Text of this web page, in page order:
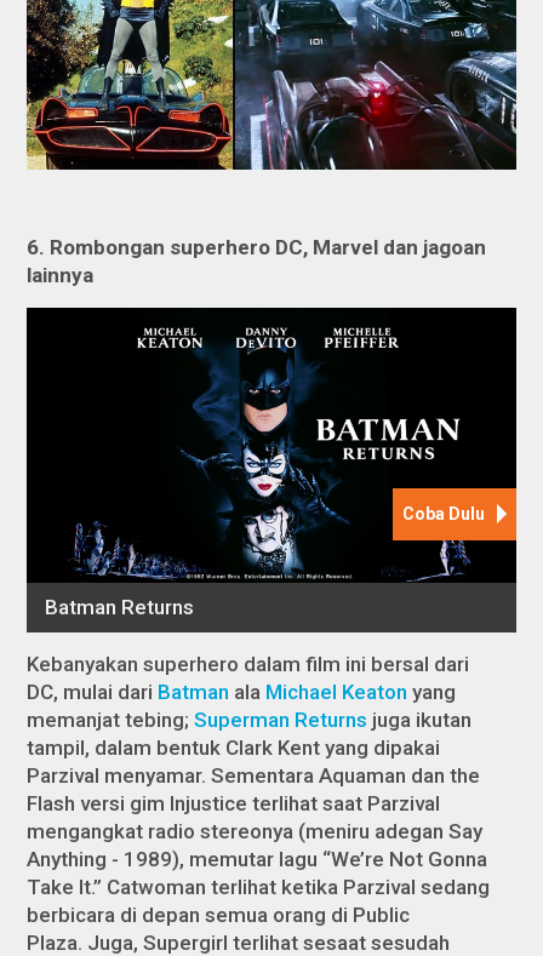
6. Rombongan superhero DC, Marvel dan jagoan
lainnya
Kebanyakan superhero dalam film ini bersal dari
DC, mulai dari Batman ala Michael Keaton yang
memanjat tebing;Superman Returns juga ikutan
tampil, dalam bentuk Clark Kent yang dipakai
Parzival menyamar. Sementara Aquaman dan the
Flash versi gim Injustice terlihat saat Parzival
mengangkat radio stereonya (meniru adeganSay
Anything - 1989), memutar lagu “We’re Not Gonna
Take It.” Catwoman terlihat ketika Parzival sedang
berbicara di depan semua orang di Public
Plaza. Juga, Supergirl terlihat sesaat sesudah